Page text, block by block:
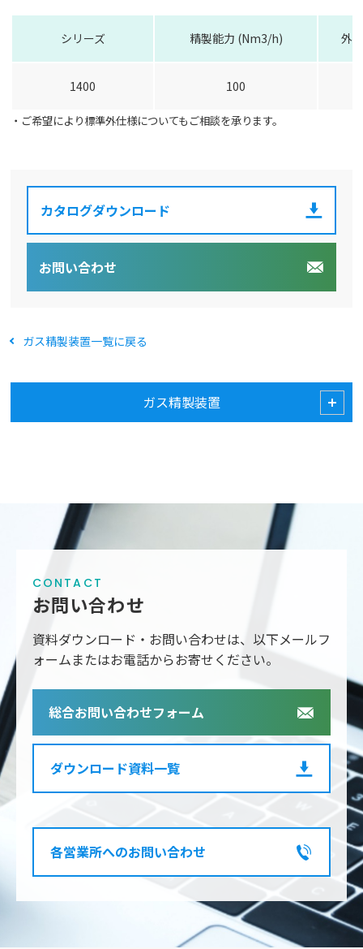
シリーズ 精製能力 (Nm3/h) 外
1400 100
・ご希望により標準外仕様についてもご相談を承ります。
カタログダウンロード
お問い合わせ
ガス精製装置一覧に戻る
ガス精製装置
CONTACT
お問い合わせ
資料ダウンロード・お問い合わせは、以下メールフ
ォームまたはお電話からお寄せください。
総合お問い合わせフォーム
ダウンロード資料一覧
各営業所へのお問い合わせ